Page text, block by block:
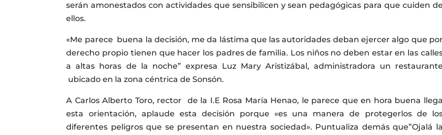
serán amonestados con actividades que sensibilicen y sean pedagógicas para que cuiden de
ellos.
«Me parece buena la decisión, me da lástima que las autoridades deban ejercer algo que por
derecho propio tienen que hacer los padres de familia. Los niños no deben estar en las
a altas horas de la noche” expresa Luz Mary Aristizábal, administradora un restaurante
ubicado en la zona céntrica de Sonsón.
A Carlos Alberto Toro, rector de la I.E Rosa María Henao, le parece que en hora buena llega
esta orientación, aplaude esta decisión porque «es una manera de protegerlos de
diferentes peligros que se presentan en nuestra sociedad». Puntualiza demás que”Ojalá la